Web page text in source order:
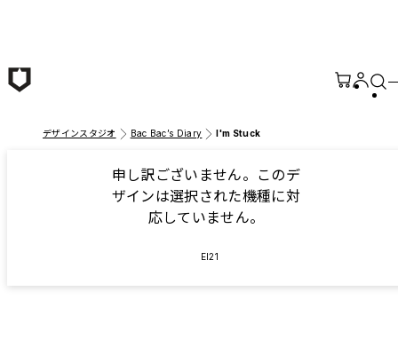
デザインスタジオ Bac Bac’s Diary I'm Stuck
申し訳ございません。このデ
ザインは選択された機種に対
応していません。
EI21